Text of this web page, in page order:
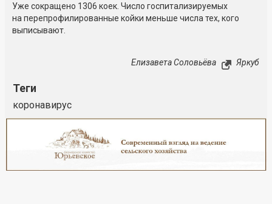
Уже сокращено 1306 коек. Число госпитализируемых
на перепрофилированные койки меньше числа тех, кого
выписывают.
Елизавета Соловьёва Яркуб
Теги
коронавирус